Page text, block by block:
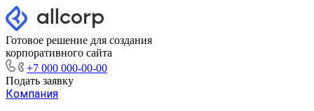
Готовое решение для создания
корпоративного сайта
+7 000 000-00-00
Подать заявку
Компания